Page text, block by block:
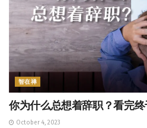
智在禅
你为什么总想着辞职？看完
October 4, 2023